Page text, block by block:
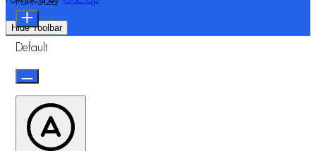
Hide Toolbar
Default